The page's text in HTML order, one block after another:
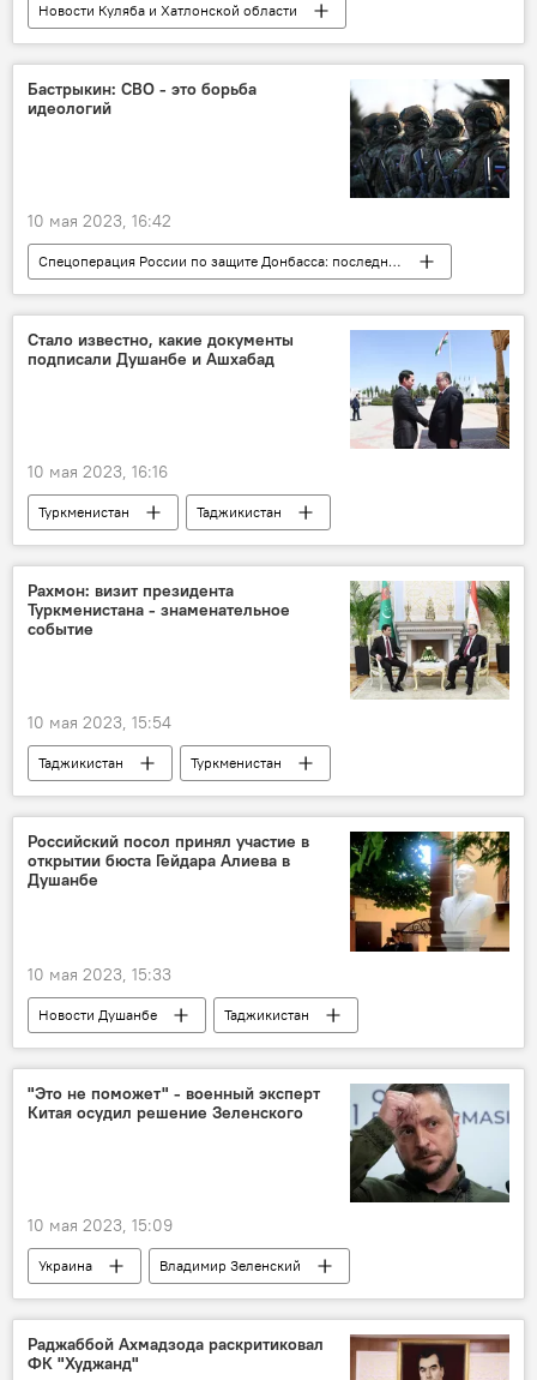
Новости Куляба и Хатлонской области
Таджикистан
Туркменистан
Эмомали Рахмон
Сердар Бердымухамедов
Общество
Бастрыкин: СВО - это борьба
идеологий
10 мая 2023, 16:42
Спецоперация России по защите Донбасса: последние новости
Политика
Россия
Украина
Армия и вооружение
конфликт
Следственный комитет РФ
Стало известно, какие документы
подписали Душанбе и Ашхабад
10 мая 2023, 16:16
Туркменистан
Таджикистан
Эмомали Рахмон
Сердар Бердымухамедов
Экономика
сотрудничество визит
Рахмон: визит президента
Туркменистана - знаменательное
событие
10 мая 2023, 15:54
Таджикистан
Туркменистан
Эмомали Рахмон
Сердар Бердымухамедов
Российский посол принял участие в
открытии бюста Гейдара Алиева в
Душанбе
10 мая 2023, 15:33
Новости Душанбе
Таджикистан
Азербайджан
Россия
Семен Григорьев
"Это не поможет" - военный эксперт
Китая осудил решение Зеленского
10 мая 2023, 15:09
Украина
Владимир Зеленский
Мир
Китай
Политика
Россия
Раджаббой Ахмадзода раскритиковал
ФК "Худжанд"